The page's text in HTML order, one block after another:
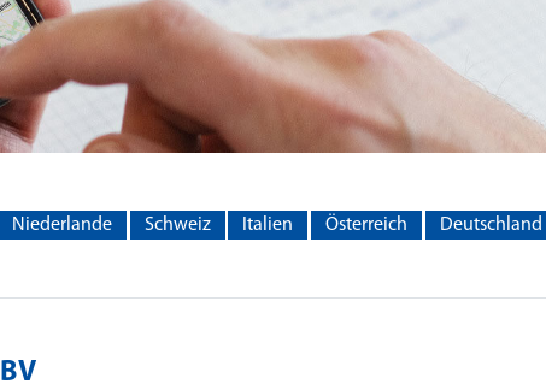
Niederlande Schweiz Italien Österreich Deutschland